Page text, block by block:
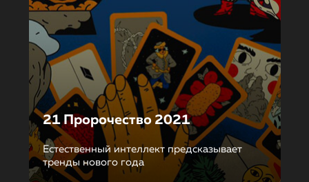
21 Пророчество 2021
Естественный интеллект предсказывает
тренды нового года